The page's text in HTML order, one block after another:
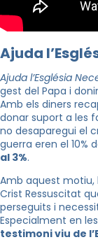
Ajuda
Ajuda l’Església
gest del Papa i
Amb els diners
donar suport a les
no desaparegui el
guerra eren el 10%
al 3%.
Amb aquest motiu,
Crist Ressuscitat
perseguits i
Especialment en
testimoni viu de